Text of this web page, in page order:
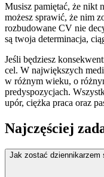
Musisz pamiętać, że nikt
możesz sprawić, że nim
rozbudowane CV nie
są twoja determinacja,
Jeśli będziesz
cel. W największych
w różnym wieku, o
predyspozycjach.
upór, ciężka praca oraz
Najczęściej
Jak zostać dziennikarzem